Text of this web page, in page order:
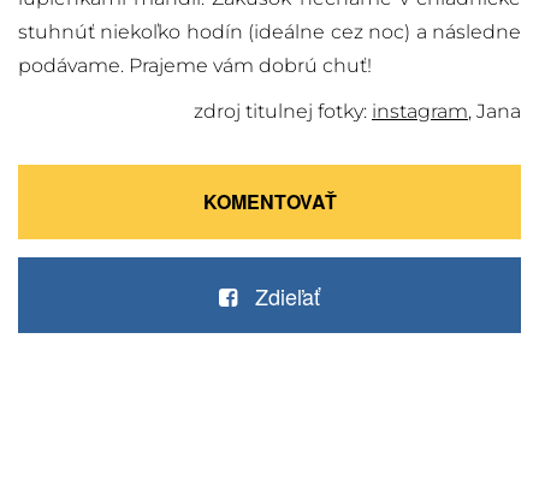
stuhnúť niekoľko hodín (ideálne cez noc) a následne
podávame. Prajeme vám dobrú chuť!
zdroj titulnej fotky: instagram, Jana
KOMENTOVAŤ
Zdieľať